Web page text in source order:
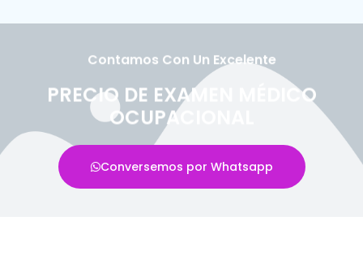
Contamos Con Un Excelente
PRECIO DE EXAMEN MÉDICO
OCUPACIONAL
Conversemos por Whatsapp